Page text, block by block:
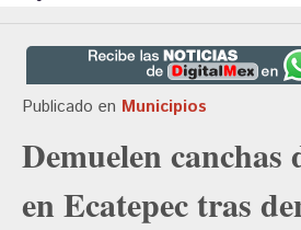
Publicado en Municipios
Demuelen
en Ecatepec tras